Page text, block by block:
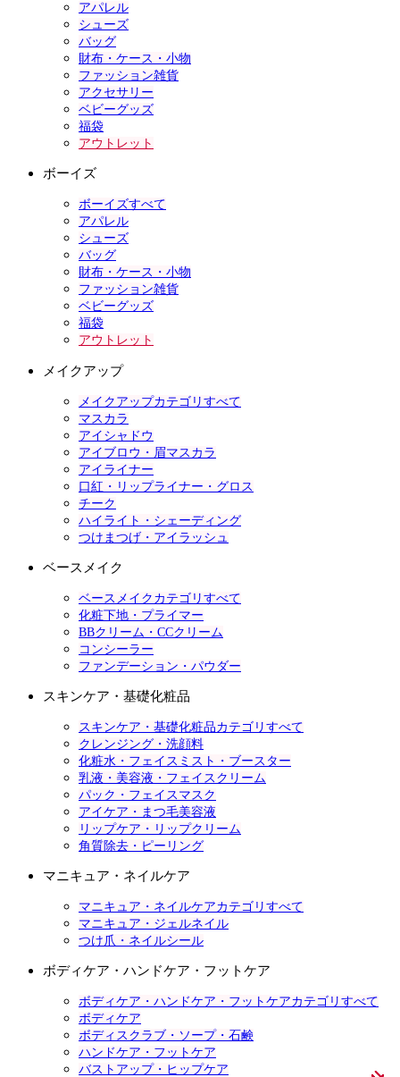
アパレル
シューズ
バッグ
財布・ケース・小物
ファッション雑貨
アクセサリー
ベビーグッズ
福袋
アウトレット
ボーイズ
ボーイズすべて
アパレル
シューズ
バッグ
財布・ケース・小物
ファッション雑貨
ベビーグッズ
福袋
アウトレット
メイクアップ
メイクアップカテゴリすべて
マスカラ
アイシャドウ
アイブロウ・眉マスカラ
アイライナー
口紅・リップライナー・グロス
チーク
ハイライト・シェーディング
つけまつげ・アイラッシュ
ベースメイク
ベースメイクカテゴリすべて
化粧下地・プライマー
BBクリーム・CCクリーム
コンシーラー
ファンデーション・パウダー
スキンケア・基礎化粧品
スキンケア・基礎化粧品カテゴリすべて
クレンジング・洗顔料
化粧水・フェイスミスト・ブースター
乳液・美容液・フェイスクリーム
パック・フェイスマスク
アイケア・まつ毛美容液
リップケア・リップクリーム
角質除去・ピーリング
マニキュア・ネイルケア
マニキュア・ネイルケアカテゴリすべて
マニキュア・ジェルネイル
つけ爪・ネイルシール
ボディケア・ハンドケア・フットケア
ボディケア・ハンドケア・フットケアカテゴリすべて
ボディケア
ボディスクラブ・ソープ・石鹸
ハンドケア・フットケア
バストアップ・ヒップケア